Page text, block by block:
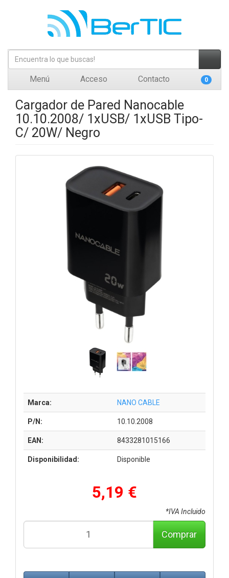
Menú Acceso Contacto 0
Cargador de Pared Nanocable
10.10.2008/ 1xUSB/ 1xUSB Tipo-
C/ 20W/ Negro
Marca: NANO CABLE
P/N: 10.10.2008
EAN: 8433281015166
Disponibilidad: Disponible
5,19 €
*IVA Incluido
Comprar